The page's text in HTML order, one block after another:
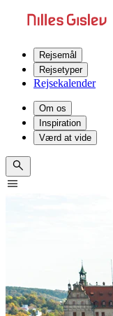
Rejsemål
Rejsetyper
Rejsekalender
Om os
Inspiration
Værd at vide